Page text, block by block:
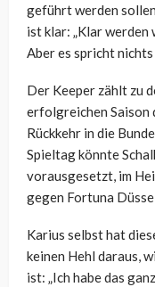
geführt werden
ist klar: „Klar werden
Aber es spricht nichts
Der Keeper zählt zu
erfolgreichen Saison
Rückkehr in die
Spieltag könnte
vorausgesetzt, im
gegen Fortuna
Karius selbst hat
keinen Hehl daraus,
ist: „Ich habe das